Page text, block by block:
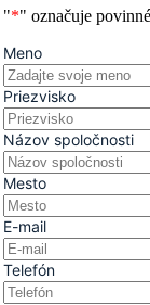
"*" označuje
Meno
Priezvisko
Názov spoločnosti
Mesto
E-mail
Telefón